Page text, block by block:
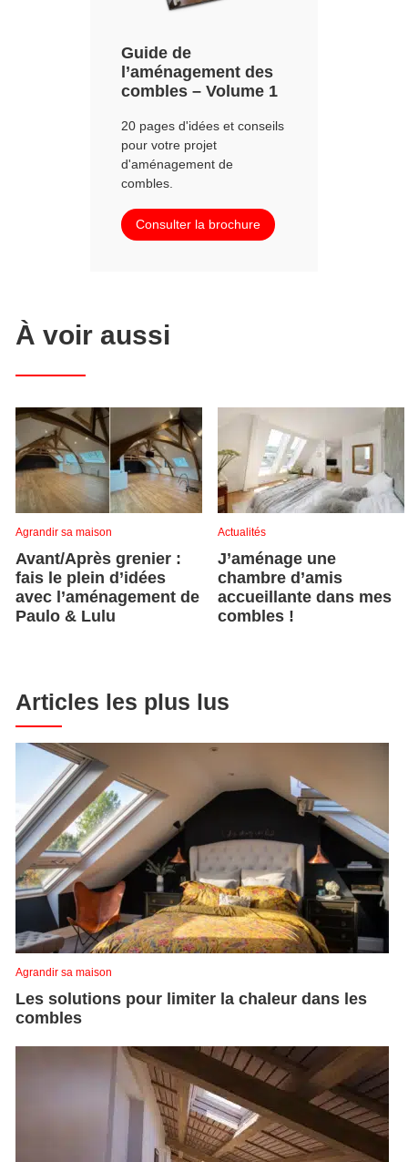
Guide de
l’aménagement des
combles – Volume 1
20 pages d'idées et conseils
pour votre projet
d'aménagement de
combles.
Consulter la brochure
À voir aussi
Agrandir sa maison
Avant/Après grenier :
fais le plein d’idées
avec l’aménagement de
Paulo & Lulu
Actualités
J’aménage une
chambre d’amis
accueillante dans mes
combles !
Articles les plus lus
Agrandir sa maison
Les solutions pour limiter la chaleur dans les
combles